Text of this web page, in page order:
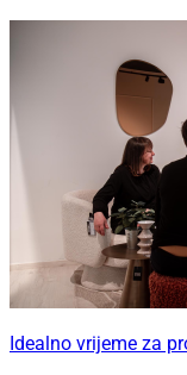
Idealno vrijeme za